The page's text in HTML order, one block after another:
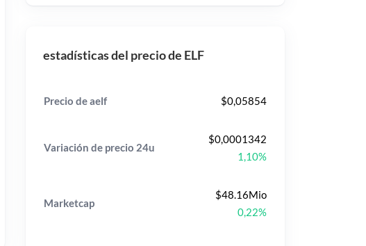
estadísticas del precio de ELF
Precio de aelf $0,05854
Variación de precio 24u
$0,0001342
1,10%
Marketcap
$48.16Mio
0,22%